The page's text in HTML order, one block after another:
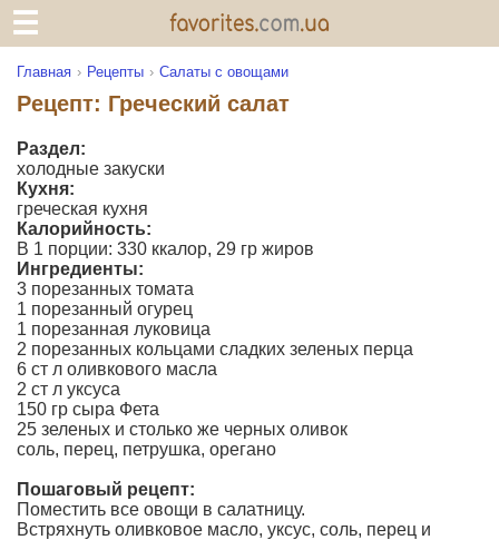
Главная Рецепты Салаты с овощами
Рецепт: Греческий салат
Раздел:
холодные закуски
Кухня:
греческая кухня
Калорийность:
В 1 порции: 330 ккалор, 29 гр жиров
Ингредиенты:
3 порезанных томата
1 порезанный огурец
1 порезанная луковица
2 порезанных кольцами сладких зеленых перца
6 ст л оливкового масла
2 ст л уксуса
150 гр сыра Фета
25 зеленых и столько же черных оливок
соль, перец, петрушка, орегано
Пошаговый рецепт:
Поместить все овощи в салатницу.
Встряхнуть оливковое масло, уксус, соль, перец и